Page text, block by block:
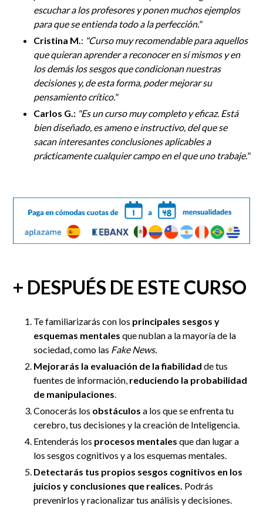
escuchar a los profesores y ponen muchos ejemplos
para que se entienda todo a la perfección."
Cristina M.: "Curso muy recomendable para aquellos
que quieran aprender a reconocer en sí mismos y en
los demás los sesgos que condicionan nuestras
decisiones y, de esta forma, poder mejorar su
pensamiento crítico."
Carlos G.: "Es un curso muy completo y eficaz. Está
bien diseñado, es ameno e instructivo, del que se
sacan interesantes conclusiones aplicables a
prácticamente cualquier campo en el que uno trabaje."
+ DESPUÉS DE ESTE CURSO
Te familiarizarás con los principales sesgos y
esquemas mentales que nublan a la mayoría de la
sociedad, como las Fake News.
Mejorarás la evaluación de la fiabilidad de tus
fuentes de información, reduciendo la probabilidad
de manipulaciones.
Conocerás los obstáculos a los que se enfrenta tu
cerebro, tus decisiones y la creación de Inteligencia.
Entenderás los procesos mentales que dan lugar a
los sesgos cognitivos y a los esquemas mentales.
Detectarás tus propios sesgos cognitivos en los
juicios y conclusiones que realices. Podrás
prevenirlos y racionalizar tus análisis y decisiones.